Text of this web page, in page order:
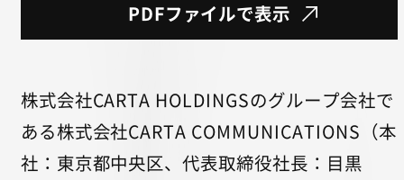
PDFファイルで表示
株式会社CARTA HOLDINGSのグループ会社で
ある株式会社CARTA COMMUNICATIONS（本
社：東京都中央区、代表取締役社長：目黒